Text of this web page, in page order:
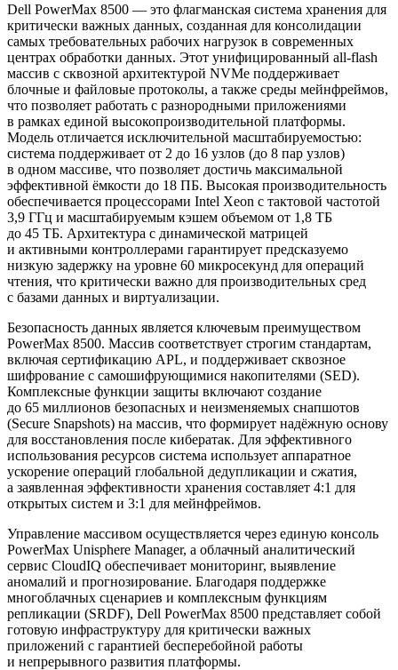
Dell PowerMax 8500 — это флагманская система хранения для
критически важных данных, созданная для консолидации
самых требовательных рабочих нагрузок в современных
центрах обработки данных. Этот унифицированный all-flash
массив с сквозной архитектурой NVMe поддерживает
блочные и файловые протоколы, а также среды мейнфреймов,
что позволяет работать с разнородными приложениями
в рамках единой высокопроизводительной платформы.
Модель отличается исключительной масштабируемостью:
система поддерживает от 2 до 16 узлов (до 8 пар узлов)
в одном массиве, что позволяет достичь максимальной
эффективной ёмкости до 18 ПБ. Высокая производительность
обеспечивается процессорами Intel Xeon с тактовой частотой
3,9 ГГц и масштабируемым кэшем объемом от 1,8 ТБ
до 45 ТБ. Архитектура с динамической матрицей
и активными контроллерами гарантирует предсказуемо
низкую задержку на уровне 60 микросекунд для операций
чтения, что критически важно для производительных сред
с базами данных и виртуализации.
Безопасность данных является ключевым преимуществом
PowerMax 8500. Массив соответствует строгим стандартам,
включая сертификацию APL, и поддерживает сквозное
шифрование с самошифрующимися накопителями (SED).
Комплексные функции защиты включают создание
до 65 миллионов безопасных и неизменяемых снапшотов
(Secure Snapshots) на массив, что формирует надёжную основу
для восстановления после кибератак. Для эффективного
использования ресурсов система использует аппаратное
ускорение операций глобальной дедупликации и сжатия,
а заявленная эффективности хранения составляет 4:1 для
открытых систем и 3:1 для мейнфреймов.
Управление массивом осуществляется через единую консоль
PowerMax Unisphere Manager, а облачный аналитический
сервис CloudIQ обеспечивает мониторинг, выявление
аномалий и прогнозирование. Благодаря поддержке
многоблачных сценариев и комплексным функциям
репликации (SRDF), Dell PowerMax 8500 представляет собой
готовую инфраструктуру для критически важных
приложений с гарантией бесперебойной работы
и непрерывного развития платформы.